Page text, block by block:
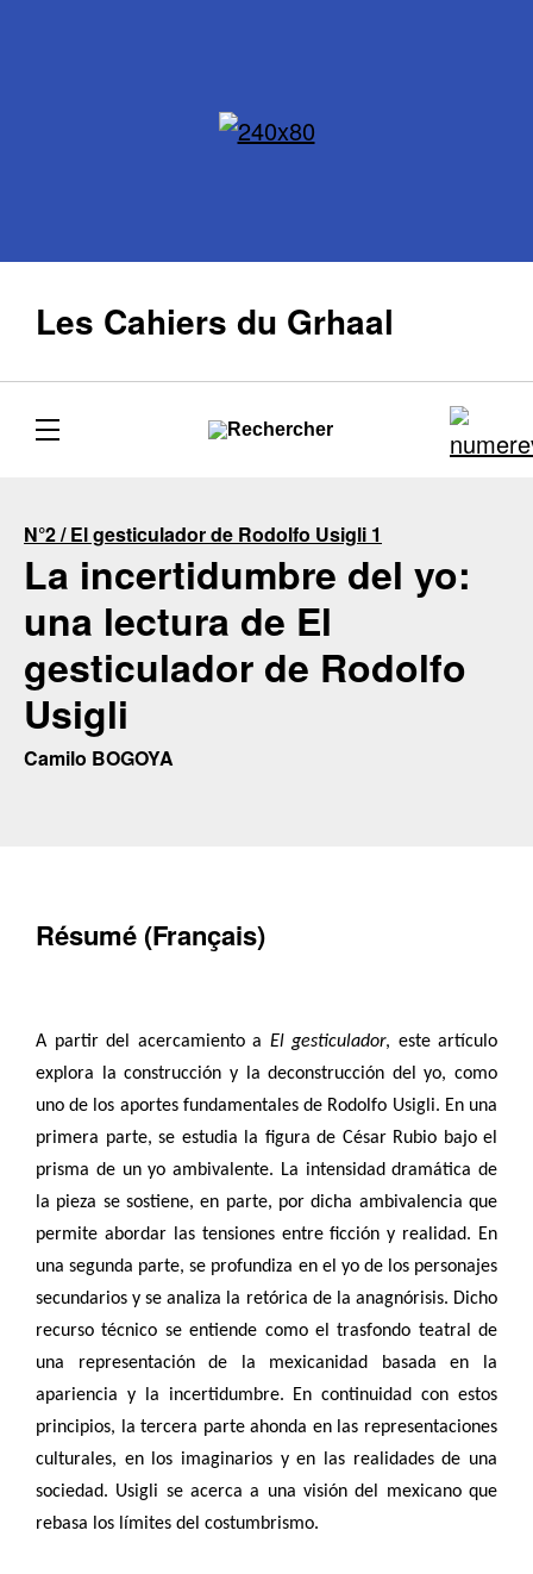
Les Cahiers du Grhaal
N°2 / El gesticulador de Rodolfo Usigli 1
La incertidumbre del yo:
una lectura de El
gesticulador de Rodolfo
Usigli
Camilo BOGOYA
Résumé (Français)
A partir del acercamiento a El gesticulador, este artículo
explora la construcción y la deconstrucción del yo, como
uno de los aportes fundamentales de Rodolfo Usigli. En una
primera parte, se estudia la figura de César Rubio bajo el
prisma de un yo ambivalente. La intensidad dramática de
la pieza se sostiene, en parte, por dicha ambivalencia que
permite abordar las tensiones entre ficción y realidad. En
una segunda parte, se profundiza en el yo de los personajes
secundarios y se analiza la retórica de la anagnórisis. Dicho
recurso técnico se entiende como el trasfondo teatral de
una representación de la mexicanidad basada en la
apariencia y la incertidumbre. En continuidad con estos
principios, la tercera parte ahonda en las representaciones
culturales, en los imaginarios y en las realidades de una
sociedad. Usigli se acerca a una visión del mexicano que
rebasa los límites del costumbrismo.